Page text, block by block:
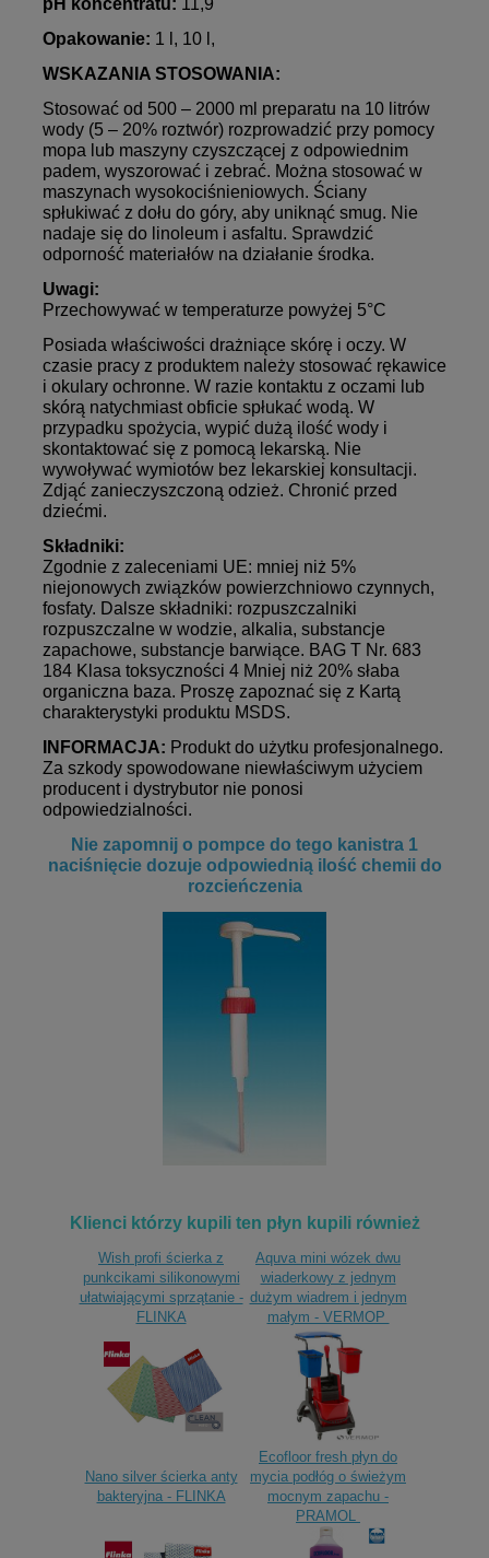
pH koncentratu: 11,9
Opakowanie: 1 l, 10 l,
WSKAZANIA STOSOWANIA:
Stosować od 500 – 2000 ml preparatu na 10 litrów
wody (5 – 20% roztwór) rozprowadzić przy pomocy
mopa lub maszyny czyszczącej z odpowiednim
padem, wyszorować i zebrać. Można stosować w
maszynach wysokociśnieniowych. Ściany
spłukiwać z dołu do góry, aby uniknąć smug. Nie
nadaje się do linoleum i asfaltu. Sprawdzić
odporność materiałów na działanie środka.
Uwagi:
Przechowywać w temperaturze powyżej 5°C
Posiada właściwości drażniące skórę i oczy. W
czasie pracy z produktem należy stosować rękawice
i okulary ochronne. W razie kontaktu z oczami lub
skórą natychmiast obficie spłukać wodą. W
przypadku spożycia, wypić dużą ilość wody i
skontaktować się z pomocą lekarską. Nie
wywoływać wymiotów bez lekarskiej konsultacji.
Zdjąć zanieczyszczoną odzież. Chronić przed
dziećmi.
Składniki:
Zgodnie z zaleceniami UE: mniej niż 5%
niejonowych związków powierzchniowo czynnych,
fosfaty. Dalsze składniki: rozpuszczalniki
rozpuszczalne w wodzie, alkalia, substancje
zapachowe, substancje barwiące. BAG T Nr. 683
184 Klasa toksyczności 4 Mniej niż 20% słaba
organiczna baza. Proszę zapoznać się z Kartą
charakterystyki produktu MSDS.
INFORMACJA: Produkt do użytku profesjonalnego.
Za szkody spowodowane niewłaściwym użyciem
producent i dystrybutor nie ponosi
odpowiedzialności.
Nie zapomnij o pompce do tego kanistra 1
naciśnięcie dozuje odpowiednią ilość chemii do
rozcieńczenia
Klienci którzy kupili ten płyn kupili również
Wish profi ścierka z
punkcikami silikonowymi
ułatwiającymi sprzątanie -
FLINKA
Aquva mini wózek dwu
wiaderkowy z jednym
dużym wiadrem i jednym
małym - VERMOP
Nano silver ścierka anty
bakteryjna - FLINKA
Ecofloor fresh płyn do
mycia podłóg o świeżym
mocnym zapachu -
PRAMOL